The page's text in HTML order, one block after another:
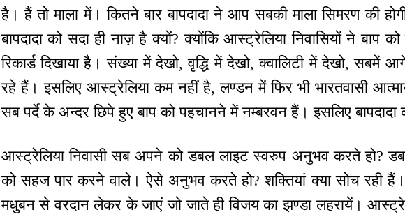
है। हैं तो माला में। कितने बार बापदादा ने आप सबकी माला सिमरण की
बापदादा को सदा ही नाज़ है क्यों? क्योंकि आस्ट्रेलिया निवासियों ने बाप
रिकार्ड दिखाया है। संख्या में देखो, वृद्धि में देखो, क्वालिटी में देखो,
रहे हैं। इसलिए आस्ट्रेलिया कम नहीं है, लण्डन में फिर भी भारतवासी
सब पर्दे के अन्दर छिपे हुए बाप को पहचानने में नम्बरवन हैं। इसलिए
आस्ट्रेलिया निवासी सब अपने को डबल लाइट स्वरुप अनुभव करते हो?
को सहज पार करने वाले। ऐसे अनुभव करते हो? शक्तियां क्या सोच रही हैं।
मधुबन से वरदान लेकर के जाएं जो जाते ही विजय का झण्डा लहरायें।